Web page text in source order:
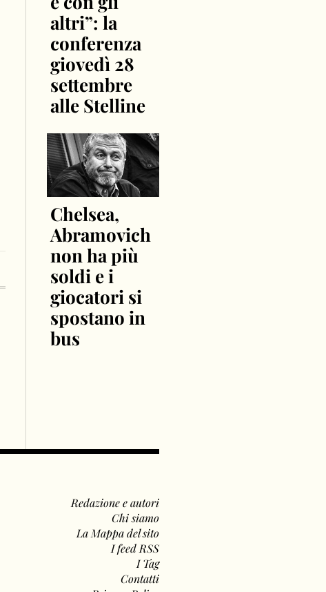
altri”: la
conferenza
giovedì 28
settembre
alle Stelline
Chelsea,
Abramovich
non ha più
soldi e i
giocatori si
spostano in
bus
Redazione e autori
Chi siamo
La Mappa del sito
I feed RSS
I Tag
Contatti